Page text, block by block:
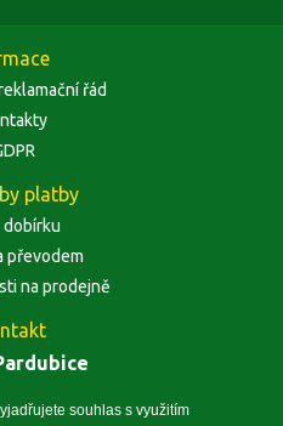
souhlas s využitím
řád
platby
dobírku
převodem
na prodejně
na mapě